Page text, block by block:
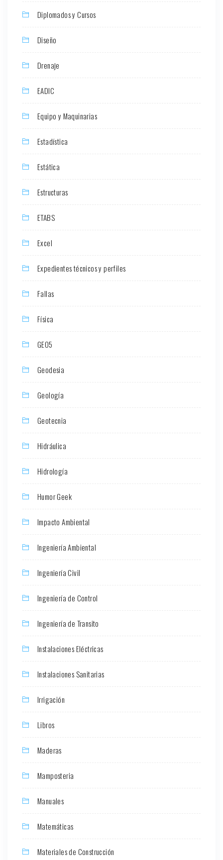
Diplomados y Cursos
Diseño
Drenaje
EADIC
Equipo y Maquinarias
Estadística
Estática
Estructuras
ETABS
Excel
Expedientes técnicos y perfiles
Fallas
Física
GEO5
Geodesia
Geología
Geotecnia
Hidráulica
Hidrología
Humor Geek
Impacto Ambiental
Ingeniería Ambiental
Ingeniería Civil
Ingeniería de Control
Ingeniería de Transito
Instalaciones Eléctricas
Instalaciones Sanitarias
Irrigación
Libros
Maderas
Mamposteria
Manuales
Matemáticas
Materiales de Construcción